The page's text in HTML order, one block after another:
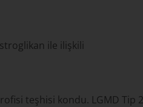
ile ilişkili
teşhisi kondu. LGMD